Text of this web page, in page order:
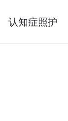
认知症照护